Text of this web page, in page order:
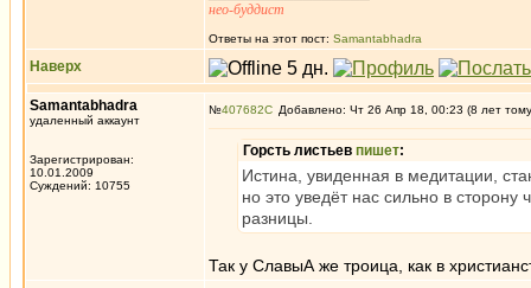
нео-буддист
Ответы на этот пост: Samantabhadra
Наверх
Samantabhadra
удаленный аккаунт
Зарегистрирован:
10.01.2009
Суждений: 10755
№407682 Добавлено: Чт 26 Апр 18, 00:23 (8 лет
Горсть листьев пишет:
Истина, увиденная в медитации,
но это уведёт нас сильно в
разницы.
Так у СлавыА же троица, как в